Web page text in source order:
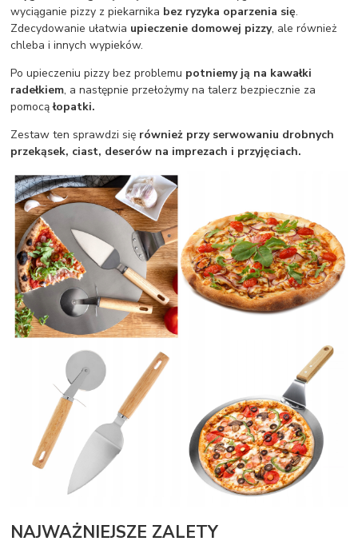
wyciąganie pizzy z piekarnika bez ryzyka oparzenia się.
Zdecydowanie ułatwia upieczenie domowej pizzy, ale również
chleba i innych wypieków.
Po upieczeniu pizzy bez problemu potniemy ją na kawałki
radełkiem, a następnie przełożymy na talerz bezpiecznie za
pomocąłopatki.
Zestaw ten sprawdzi się również przy serwowaniu drobnych
przekąsek, ciast, deserów na imprezach i przyjęciach.
NAJWAŻNIEJSZE ZALETY